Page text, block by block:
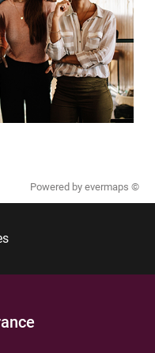
Powered by evermaps ©